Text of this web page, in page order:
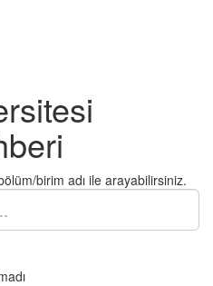
birim adı ile arayabilirsiniz.